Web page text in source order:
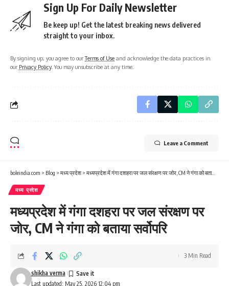
Sign Up For Daily Newsletter
Be keep up! Get the latest breaking news delivered
straight to your inbox.
By signing up, you agree to ourTerms of Use and acknowledge the data practices in
our Privacy Policy. You may unsubscribe at any time.
Leave a Comment
boleindia.com > Blog > मध्य प्रदेश> मध्यप्रदेश में गंगा दशहरा पर जल संरक्षण पर जोर, CM ने गंगा को बताया सर्वोपरि
मध्य प्रदेश
मध्यप्रदेश में गंगा दशहरा पर जल संरक्षण पर
जोर, CM ने गंगा को बताया सर्वोपरि
Last updated: May 25, 2026 12:04 pm
shikha verma
3 Min Read